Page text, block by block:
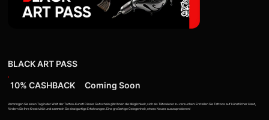
BLACK ART PASS
10% CASHBACK Coming Soon
Verbringen Sie einen Tag in der Welt der Tattoo-Kunst! Dieser Gutschein gibt Ihnen die Möglichkeit, sich als Tätowierer zu versuchen: Erstellen Sie Tattoos auf künstlicher Haut,
fördern Sie Ihre Kreativität und sammeln Sie einzigartige Erfahrungen. Eine großartige Gelegenheit, etwas Neues auszuprobieren!